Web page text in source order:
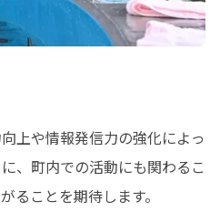
上や情報発信力の強化によっ
、町内での活動にも関わるこ
ることを期待します。